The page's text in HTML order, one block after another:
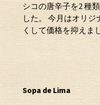
シコの唐辛子を2 種
した。 今月はオリジ
くして価格を抑えま
Sopa de Lima